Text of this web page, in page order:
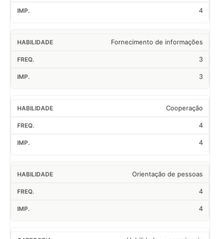
4
Fornecimento de informações
3
3
Cooperação
4
4
Orientação de pessoas
4
4